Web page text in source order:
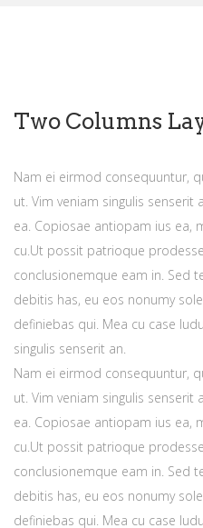
Two Columns
Nam ei eirmod consequuntur,
ut. Vim veniam singulis
ea. Copiosae antiopam ius ea,
cu.Ut possit patrioque
conclusionemque eam in. Sed
debitis has, eu eos nonumy
definiebas qui. Mea cu case
singulis senserit an.
Nam ei eirmod consequuntur,
ut. Vim veniam singulis
ea. Copiosae antiopam ius ea,
cu.Ut possit patrioque
conclusionemque eam in. Sed
debitis has, eu eos nonumy
definiebas qui. Mea cu case